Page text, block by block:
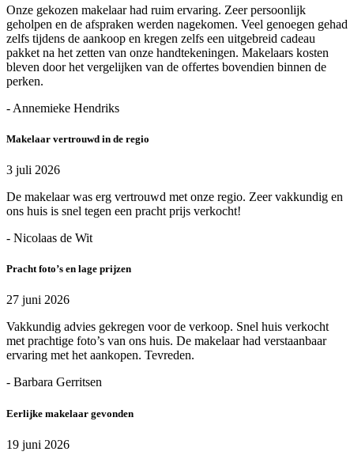
Onze gekozen makelaar had ruim ervaring. Zeer persoonlijk
geholpen en de afspraken werden nagekomen. Veel genoegen gehad
zelfs tijdens de aankoop en kregen zelfs een uitgebreid cadeau
pakket na het zetten van onze handtekeningen. Makelaars kosten
bleven door het vergelijken van de offertes bovendien binnen de
perken.
- Annemieke Hendriks
Makelaar vertrouwd in de regio
3 juli 2026
De makelaar was erg vertrouwd met onze regio. Zeer vakkundig en
ons huis is snel tegen een pracht prijs verkocht!
- Nicolaas de Wit
Pracht foto’s en lage prijzen
27 juni 2026
Vakkundig advies gekregen voor de verkoop. Snel huis verkocht
met prachtige foto’s van ons huis. De makelaar had verstaanbaar
ervaring met het aankopen. Tevreden.
- Barbara Gerritsen
Eerlijke makelaar gevonden
19 juni 2026